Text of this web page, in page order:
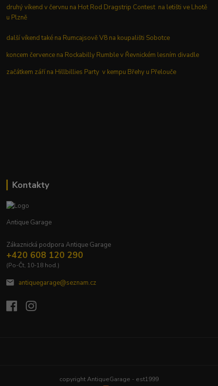
druhý víkend v červnu na Hot Rod Dragstrip Contest na letišti ve Lhotě
u Plzně
další víkend také na Rumcajsově V8 na koupališti Sobotce
koncem července na Rockabilly Rumble v Řevnickém lesním divadle
začátkem září na Hillbillies Party v kempu Břehy u Přelouče
Kontakty
Antique Garage
Zákaznická podpora Antique Garage
+420 608 120 290
(Po-Čt, 10-18 hod.)
antiquegarage@seznam.cz
copyright AntiqueGarage - est1999